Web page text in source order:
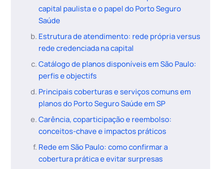
capital paulista e o papel do Porto Seguro
Saúde
Estrutura de atendimento: rede própria versus
rede credenciada na capital
Catálogo de planos disponíveis em São Paulo:
perfis e objectifs
Principais coberturas e serviços comuns em
planos do Porto Seguro Saúde em SP
Carência, coparticipação e reembolso:
conceitos-chave e impactos práticos
Rede em São Paulo: como confirmar a
cobertura prática e evitar surpresas